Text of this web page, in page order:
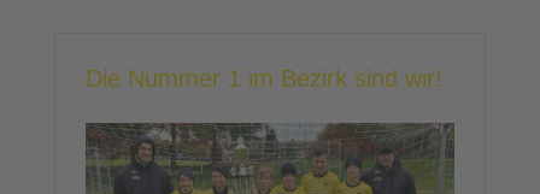
Die Nummer 1 im Bezirk sind wir!